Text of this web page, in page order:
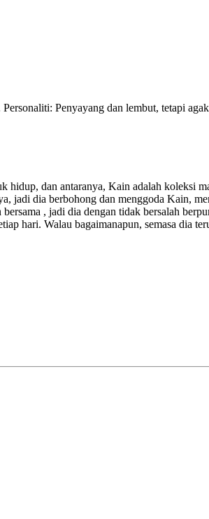
Penyayang dan lembut, tetapi
hidup, dan antaranya, Kain adalah koleksi
jadi dia berbohong dan menggoda Kain,
, jadi dia dengan tidak bersalah
hari. Walau bagaimanapun, semasa dia